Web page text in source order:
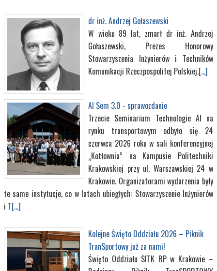
dr inż. Andrzej Gołaszewski
W wieku 89 lat, zmarł dr inż. Andrzej
Gołaszewski, Prezes Honorowy
Stowarzyszenia Inżynierów i Techników
Komunikacji Rzeczpospolitej Polskiej.[...]
AI Sem 3.0 - sprawozdanie
Trzecie Seminarium Technologie AI na
rynku transportowym odbyło się 24
czerwca 2026 roku w sali konferencyjnej
„Kotłownia” na Kampusie Politechniki
Krakowskiej przy ul. Warszawskiej 24 w
Krakowie. Organizatorami wydarzenia były
te same instytucje, co w latach ubiegłych: Stowarzyszenie Inżynierów
i T[...]
Kolejne Święto Oddziału 2026 – Piknik
TranSportowy już za nami!
Święto Oddziału SITK RP w Krakowie –